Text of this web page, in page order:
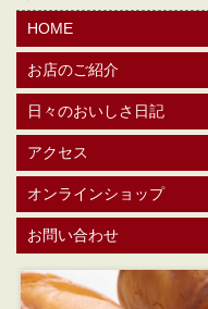
HOME
お店のご紹介
日々のおいしさ日記
アクセス
オンラインショップ
お問い合わせ